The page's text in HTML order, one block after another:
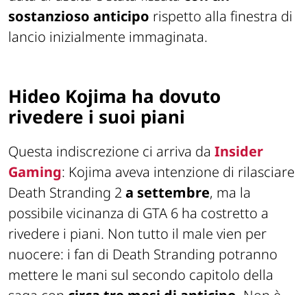
sostanzioso anticipo rispetto alla finestra di
lancio inizialmente immaginata.
Hideo Kojima ha dovuto
rivedere i suoi piani
Questa indiscrezione ci arriva da Insider
Gaming: Kojima aveva intenzione di rilasciare
Death Stranding 2a settembre, ma la
possibile vicinanza di GTA 6 ha costretto a
rivedere i piani. Non tutto il male vien per
nuocere: i fan di Death Stranding potranno
mettere le mani sul secondo capitolo della